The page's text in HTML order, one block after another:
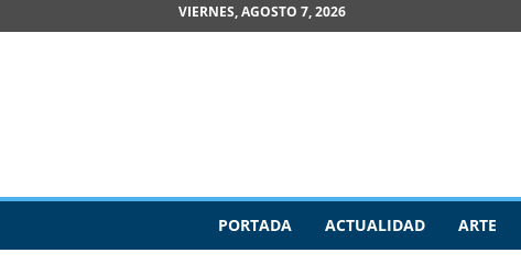
VIERNES, AGOSTO 7, 2026
v
PORTADA ACTUALIDAD ARTE